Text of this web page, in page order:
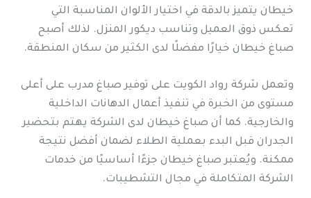
خيطان يتميز بالدقة في اختيار الألوان المناسبة التي
تعكس ذوق العميل وتناسب ديكور المنزل. لذلك أصبح
صباغ خيطان خيارًا مفضلًا لدى الكثير من سكان المنطقة.
وتعمل شركة رواد الكويت على توفير صباغ مدرب على أعلى
مستوى من الخبرة في تنفيذ أعمال الدهانات الداخلية
والخارجية. كما أن صباغ خيطان لدى الشركة يهتم بتحضير
الجدران قبل البدء بعملية الطلاء لضمان أفضل نتيجة
ممكنة. ويُعتبر صباغ خيطان جزءًا أساسيًا من خدمات
الشركة المتكاملة في مجال التشطيبات.